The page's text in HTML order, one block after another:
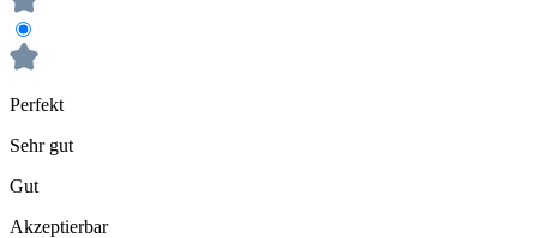
Perfekt
Sehr gut
Gut
Akzeptierbar